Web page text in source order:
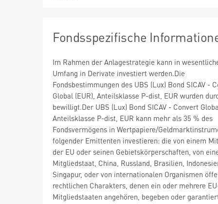
Fondsspezifische
Im Rahmen der Anlagestrategie kann in
Umfang in Derivate investiert werden.Die
Fondsbestimmungen des UBS (Lux) Bond SICAV -
Global (EUR), Anteilsklasse P-dist, EUR wurden
bewilligt.Der UBS (Lux) Bond SICAV - Convert
Anteilsklasse P-dist, EUR kann mehr als 35 % des
Fondsvermögens in Wertpapiere/
folgender Emittenten investieren: die von einem
der EU oder seinen Gebietskörperschaften, von
Mitgliedstaat, China, Russland, Brasilien,
Singapur, oder von internationalen Organismen
rechtlichen Charakters, denen ein oder mehrere
Mitgliedstaaten angehören, begeben oder